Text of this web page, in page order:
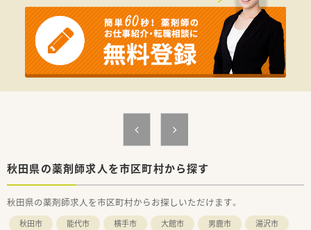
秋田県の薬剤師求人を市区町村から探す
秋田県の薬剤師求人を市区町村からお探しいただけます。
秋田市 能代市 横手市 大館市 男鹿市
湯沢市